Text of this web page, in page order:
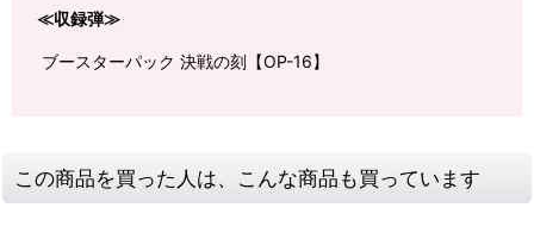
≪収録弾≫
ブースターパック 決戦の刻【OP-16】
この商品を買った人は、こんな商品も買っています